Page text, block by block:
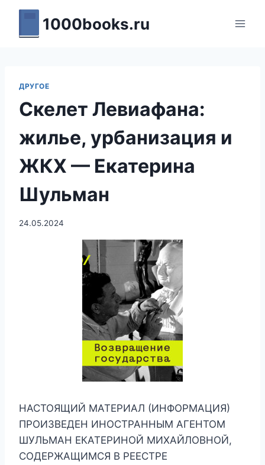
Перейти
содержимому
1000books.ru
ДРУГОЕ
Скелет Левиафана:
жилье, урбанизация и
ЖКХ — Екатерина
Шульман
24.05.2024
НАСТОЯЩИЙ МАТЕРИАЛ (ИНФОРМАЦИЯ)
ПРОИЗВЕДЕН ИНОСТРАННЫМ АГЕНТОМ
ШУЛЬМАН ЕКАТЕРИНОЙ МИХАЙЛОВНОЙ,
СОДЕРЖАЩИМСЯ В РЕЕСТРЕ